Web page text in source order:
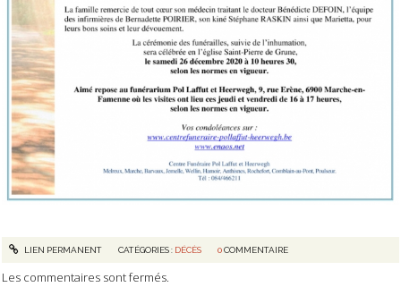
LIEN PERMANENT CATÉGORIES : DÉCÈS 0COMMENTAIRE
Les commentaires sont fermés.